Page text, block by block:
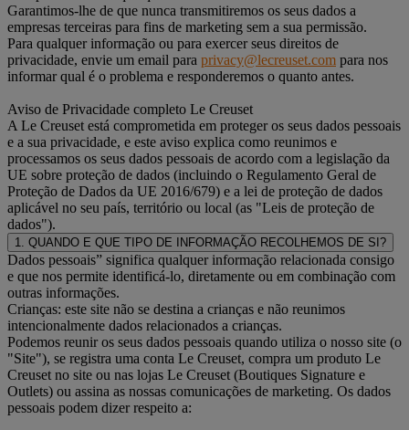
Garantimos-lhe de que nunca transmitiremos os seus dados a
empresas terceiras para fins de marketing sem a sua permissão.
Para qualquer informação ou para exercer seus direitos de
privacidade, envie um email para privacy@lecreuset.com para nos
informar qual é o problema e responderemos o quanto antes.
Aviso de Privacidade completo Le Creuset
A Le Creuset está comprometida em proteger os seus dados pessoais
e a sua privacidade, e este aviso explica como reunimos e
processamos os seus dados pessoais de acordo com a legislação da
UE sobre proteção de dados (incluindo o Regulamento Geral de
Proteção de Dados da UE 2016/679) e a lei de proteção de dados
aplicável no seu país, território ou local (as "Leis de proteção de
dados").
1. QUANDO E QUE TIPO DE INFORMAÇÃO RECOLHEMOS DE SI?
Dados pessoais” significa qualquer informação relacionada consigo
e que nos permite identificá-lo, diretamente ou em combinação com
outras informações.
Crianças: este site não se destina a crianças e não reunimos
intencionalmente dados relacionados a crianças.
Podemos reunir os seus dados pessoais quando utiliza o nosso site (o
"Site"), se registra uma conta Le Creuset, compra um produto Le
Creuset no site ou nas lojas Le Creuset (Boutiques Signature e
Outlets) ou assina as nossas comunicações de marketing. Os dados
pessoais podem dizer respeito a: